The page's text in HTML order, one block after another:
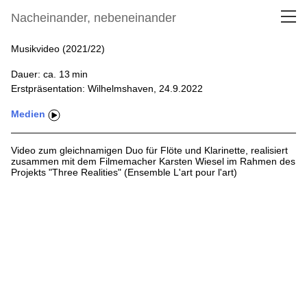
Nacheinander, nebeneinander
Musikvideo (2021/22)
Dauer: ca. 13 min
Erstpräsentation: Wilhelmshaven, 24.9.2022
Medien
Video zum gleichnamigen Duo für Flöte und Klarinette, realisiert
zusammen mit dem Filmemacher Karsten Wiesel im Rahmen des
Projekts "Three Realities" (Ensemble L'art pour l'art)